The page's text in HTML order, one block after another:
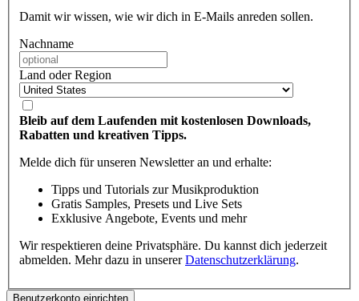
Damit wir wissen, wie wir dich in E-Mails anreden sollen.
Nachname
Land oder Region
Bleib auf dem Laufenden mit kostenlosen Downloads,
Rabatten und kreativen Tipps.
Melde dich für unseren Newsletter an und erhalte:
Tipps und Tutorials zur Musikproduktion
Gratis Samples, Presets und Live Sets
Exklusive Angebote, Events und mehr
Wir respektieren deine Privatsphäre. Du kannst dich jederzeit
abmelden. Mehr dazu in unsererDatenschutzerklärung.